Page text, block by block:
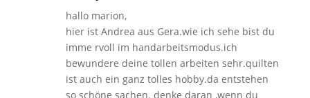
hallo marion,
hier ist Andrea aus Gera.wie ich sehe bist du
imme rvoll im handarbeitsmodus.ich
bewundere deine tollen arbeiten sehr.quilten
ist auch ein ganz tolles hobby.da entstehen
so schöne sachen. denke daran ,wenn du